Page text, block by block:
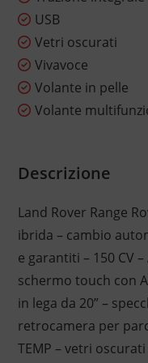
USB
Vetri oscurati
Vivavoce
Volante in pelle
Volante
Descrizione
Land Rover Range
ibrida – cambio
e garantiti – 150 CV
schermo touch con
in lega da 20” –
retrocamera per
TEMP – vetri